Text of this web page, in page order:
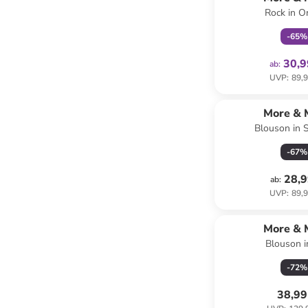
Rock in
-65%
ab:
UVP:
More &
Blouson in
-67%
ab:
UVP:
More &
Blouson
-72%